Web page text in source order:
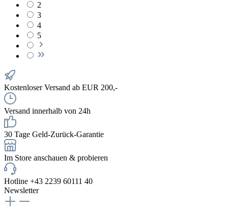
2
3
4
5
Kostenloser Versand ab EUR 200,-
Versand innerhalb von 24h
30 Tage Geld-Zurück-Garantie
Im Store anschauen & probieren
Hotline +43 2239 60111 40
Newsletter